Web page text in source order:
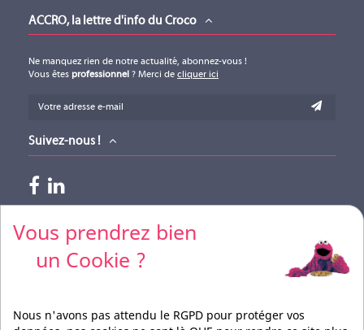
Vous prendrez bien
un Cookie ?
Nous n'avons pas attendu le RGPD pour protéger vos
ACCRO, la lettre d'info du Croco
Ne manquez rien de notre actualité, abonnez-vous !
Vous êtes professionnel ? Merci de cliquer ici
Suivez-nous !
Paiements acceptés
Pour vos règlements par CB, merci de nous contacter